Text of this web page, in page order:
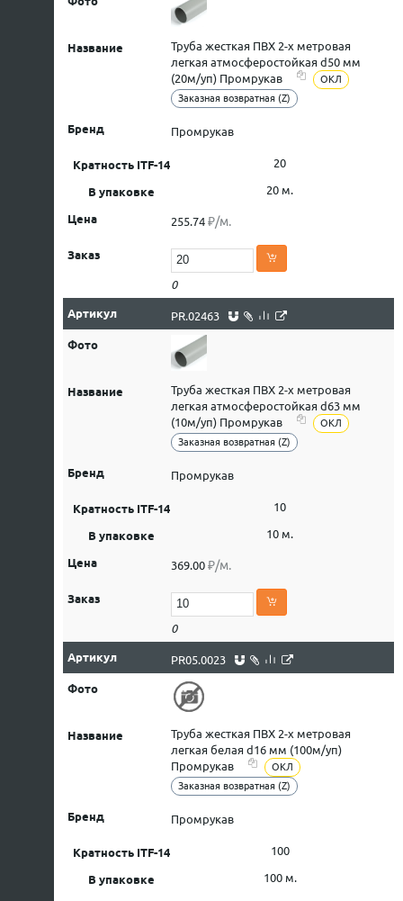
Труба жесткая ПВХ 2-х метровая
легкая атмосферостойкая d50 мм
(20м/уп) Промрукав
ОКЛ
Заказная возвратная (Z)
Промрукав
20
20 м.
255.74 ₽/м.
0
PR.02463
Труба жесткая ПВХ 2-х метровая
легкая атмосферостойкая d63 мм
(10м/уп) Промрукав
ОКЛ
Заказная возвратная (Z)
Промрукав
10
10 м.
369.00 ₽/м.
0
PR05.0023
Труба жесткая ПВХ 2-х метровая
легкая белая d16 мм (100м/уп)
Промрукав
ОКЛ
Заказная возвратная (Z)
Промрукав
100
100 м.